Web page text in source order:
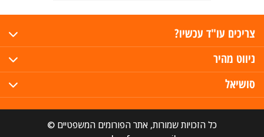
צריכים עו"ד עכשיו?
ניווט מהיר
סושיאל
כל הזכויות שמורות, אתר הפורומים המשפטיים ©